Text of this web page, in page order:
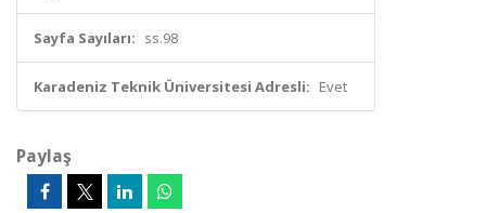
Sayfa Sayıları: ss.98
Karadeniz Teknik Üniversitesi Adresli: Evet
Paylaş